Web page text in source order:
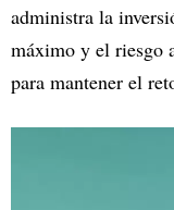
administra la
máximo y el riesgo
para mantener el